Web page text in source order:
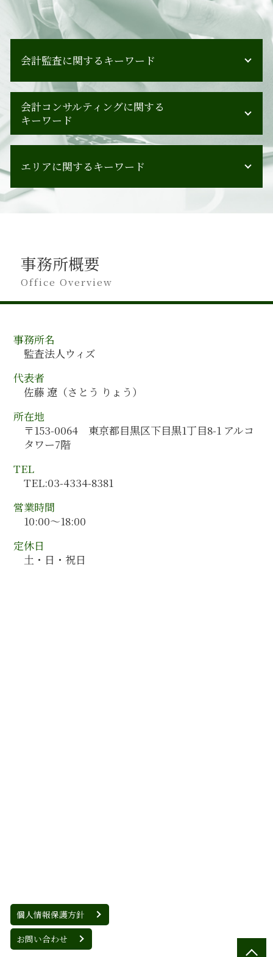
会計監査に関するキーワード
会計監査 内部統制監査 違い
会計監査 目的
会計監査 義務
会計監査 受けない
会計監査 いつ
監査報告書 会社法
会計監査 会社
会計監査 必要性
会計監査 人 設置義務
会計監査 種類
会計監査 進め方
会計監査 監査法人
会計監査 何する
会計監査 書類
会計コンサルティングに関する
キーワード
管理会計 分析
合併 メリット
経営計画策定
事業承継 m&a
管理会計 目的
人材育成 目標
組織再編 スキーム
組織再編 種類
管理会計 財務会計 違い
会計コンサルティング
人事制度構築 コンサルタント
管理会計 いつから
経営計画書 書き方
エリアに関するキーワード
富山県 会計コンサルティング
愛媛県 会計監査
大阪府 会計監査
高知県 会計監査
秋田県 会計コンサルティング
三重県 会計監査
富山県 会計監査
青森県 会計監査
福岡県 会計監査
茨城県 会計コンサルティング
長崎県 会計監査
事務所概要
Office Overview
事務所名
監査法人ウィズ
代表者
佐藤 遼（さとう りょう）
所在地
〒153-0064 東京都目黒区下目黒1丁目8-1 アルコ
タワー7階
TEL
TEL:03-4334-8381
営業時間
10:00～18:00
定休日
土・日・祝日
個人情報保護方針
お問い合わせ